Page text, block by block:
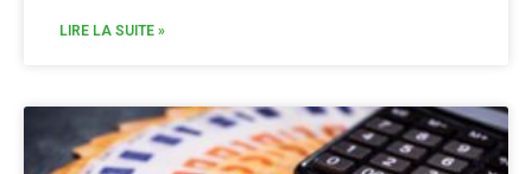
LIRE LA SUITE »